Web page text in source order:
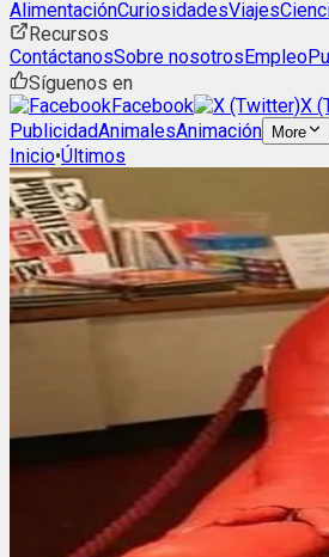
AlimentaciónCuriosidadesViajes
Recursos
ContáctanosSobre nosotrosEmpleo
Síguenos en
Facebook
X
PublicidadAnimalesAnimación More
Inicio•Últimos